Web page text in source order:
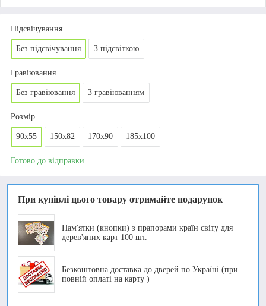
Підсвічування
Без підсвічування З підсвіткою
Гравіювання
Без гравіювання З гравіюванням
Розмір
90х55 150х82 170х90 185х100
Готово до відправки
При купівлі цього товару отримайте подарунок
Пам'ятки (кнопки) з прапорами країн світу для
дерев'яних карт 100 шт.
Безкоштовна доставка до дверей по Україні (при
повній оплаті на карту )